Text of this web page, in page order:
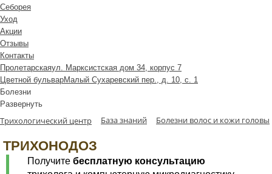
Себорея
Уход
Акции
Отзывы
Контакты
Пролетарскаяул. Марксистская дом 34, корпус 7
Цветной бульварМалый Сухаревский пер., д. 10, с. 1
Болезни
Развернуть
Трихологический центр База знаний Болезни волос и кожи головы
ТРИХОНОДОЗ
Получите бесплатную консультацию